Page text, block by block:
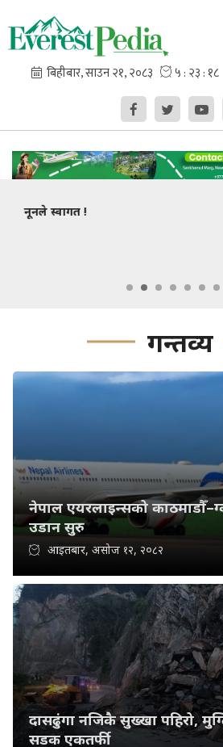
गन्तव्य
नेपाल एयरलाइन्सको
उडान सुरु
आइतबार, असोज १२, २०८२
दासढुंगा नजिकै सुख्खा पहिरो,
सडक एकतर्फी